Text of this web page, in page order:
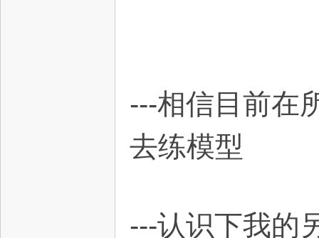
---相信目前在
去练模型
---认识下我的